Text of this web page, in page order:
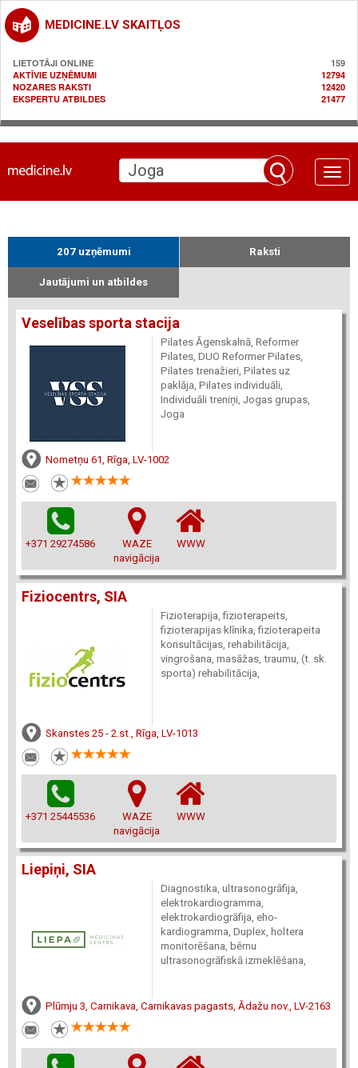
MEDICINE.LV SKAITĻOS
LIETOTĀJI ONLINE
159
AKTĪVIE UZŅĒMUMI
12794
NOZARES RAKSTI
12420
EKSPERTU ATBILDES
21477
Toggle
207 uzņēmumi Raksti
Jautājumi un atbildes
Veselības sporta stacija
Pilates Āgenskalnā, Reformer
Pilates, DUO Reformer Pilates,
Pilates trenažieri, Pilates uz
paklāja, Pilates individuāli,
Individuāli treniņi, Jogas grupas,
Joga
Nometņu 61, Rīga, LV-1002
+371 29274586
WAZE
navigācija
WWW
Fiziocentrs, SIA
Fizioterapija, fizioterapeits,
fizioterapijas klīnika, fizioterapeita
konsultācijas, rehabilitācija,
vingrošana, masāžas, traumu, (t. sk.
sporta) rehabilitācija,
Skanstes 25 - 2.st., Rīga, LV-1013
+371 25445536
WAZE
navigācija
WWW
Liepiņi, SIA
Diagnostika, ultrasonogrāfija,
elektrokardiogramma,
elektrokardiogrāfija, eho-
kardiogramma, Duplex, holtera
monitorēšana, bērnu
ultrasonogrāfiskā izmeklēšana,
Plūmju 3, Carnikava, Carnikavas pagasts, Ādažu nov., LV-2163